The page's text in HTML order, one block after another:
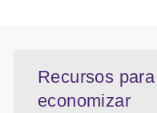
Recursos para
economizar